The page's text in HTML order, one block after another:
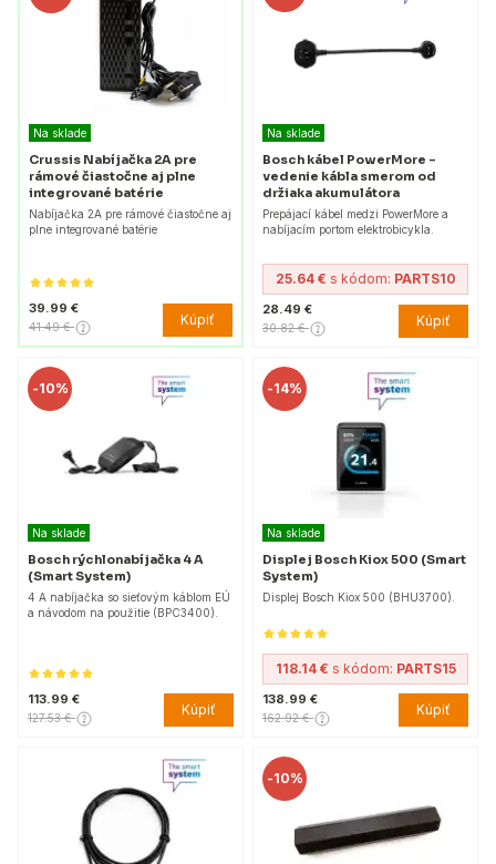
Na sklade
Crussis Nabíjačka 2A pre
rámové čiastočne aj plne
integrované batérie
Nabíjačka 2A pre rámové čiastočne aj
plne integrované batérie
39.99 €
41.49 € Kúpiť
Na sklade
Bosch kábel PowerMore –
vedenie kábla smerom od
držiaka akumulátora
Prepájací kábel medzi PowerMore a
nabíjacím portom elektrobicykla.
25.64 € s kódom: PARTS10
28.49 €
30.82 € Kúpiť
-10%
Na sklade
Bosch rýchlonabíjačka 4 A
(Smart System)
4 A nabíjačka so sieťovým káblom EÚ
a návodom na použitie (BPC3400).
113.99 €
127.53 € Kúpiť
-14%
Na sklade
Displej Bosch Kiox 500 (Smart
System)
Displej Bosch Kiox 500 (BHU3700).
118.14 € s kódom: PARTS15
138.99 €
162.92 € Kúpiť
-10%